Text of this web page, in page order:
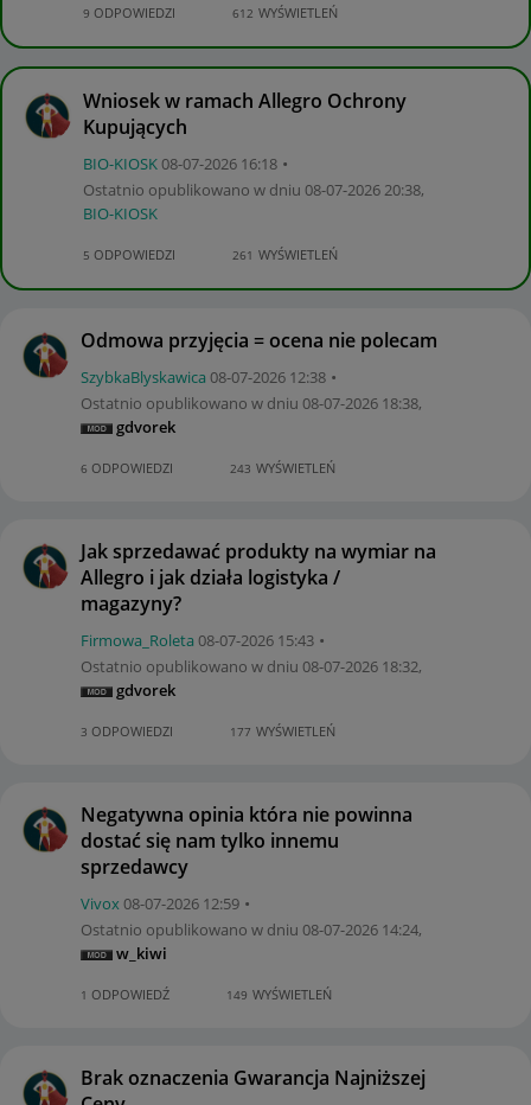
9 ODPOWIEDZI 612 WYŚWIETLEŃ
Wniosek w ramach Allegro Ochrony
Kupujących
BIO-KIOSK‎08-07-2026 16:18
Ostatnio opublikowano w dniu ‎08-07-202620:38,
BIO-KIOSK
5 ODPOWIEDZI 261 WYŚWIETLEŃ
Odmowa przyjęcia = ocena nie polecam
SzybkaBlyskawica ‎08-07-2026 12:38
Ostatnio opublikowano w dniu ‎08-07-2026 18:38,
gdvorek
6 ODPOWIEDZI 243 WYŚWIETLEŃ
Jak sprzedawać produkty na wymiar na
Allegro i jak działa logistyka /
magazyny?
Firmowa_Roleta ‎08-07-2026 15:43
Ostatnio opublikowano w dniu ‎08-07-2026 18:32,
gdvorek
3 ODPOWIEDZI 177 WYŚWIETLEŃ
Negatywna opinia która nie powinna
dostać się nam tylko innemu
sprzedawcy
Vivox‎08-07-2026 12:59
Ostatnio opublikowano w dniu ‎08-07-2026 14:24,
w_kiwi
1 ODPOWIEDŹ 149 WYŚWIETLEŃ
Brak oznaczenia Gwarancja Najniższej